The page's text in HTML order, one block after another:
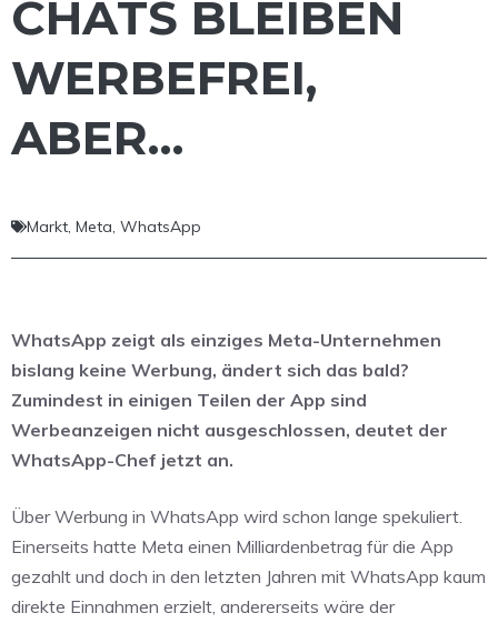
CHATS BLEIBEN
WERBEFREI,
ABER…
Markt, Meta, WhatsApp
WhatsApp zeigt als einziges Meta-Unternehmen
bislang keine Werbung, ändert sich das bald?
Zumindest in einigen Teilen der App sind
Werbeanzeigen nicht ausgeschlossen, deutet der
WhatsApp-Chef jetzt an.
Über Werbung in WhatsApp wird schon lange spekuliert.
Einerseits hatte Meta einen Milliardenbetrag für die App
gezahlt und doch in den letzten Jahren mit WhatsApp kaum
direkte Einnahmen erzielt, andererseits wäre der